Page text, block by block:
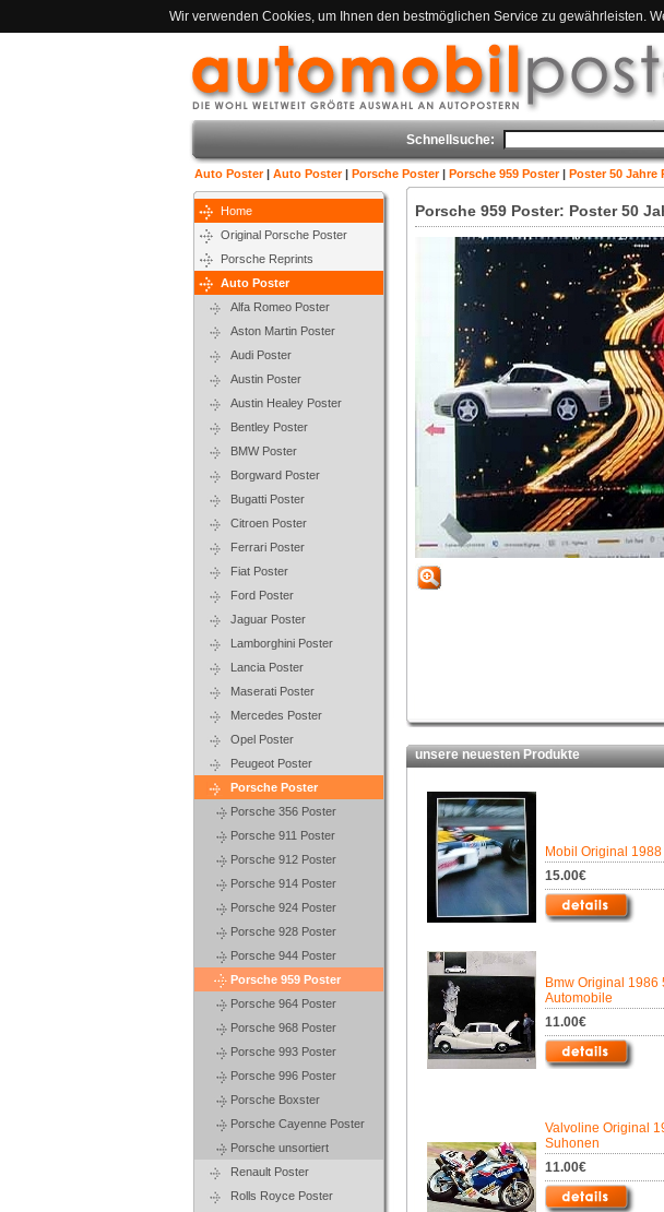
Wir verwenden Cookies, um Ihnen den bestmöglichen Service zu gewährleisten.
Schnellsuche:
Auto Poster| Auto Poster| Porsche Poster| Porsche 959 Poster| Poster 50 Jahre
Home
Original Porsche Poster
Porsche Reprints
Auto Poster
Alfa Romeo Poster
Aston Martin Poster
Audi Poster
Austin Poster
Austin Healey Poster
Bentley Poster
BMW Poster
Borgward Poster
Bugatti Poster
Citroen Poster
Ferrari Poster
Fiat Poster
Ford Poster
Jaguar Poster
Lamborghini Poster
Lancia Poster
Maserati Poster
Mercedes Poster
Opel Poster
Peugeot Poster
Porsche Poster
Porsche 356 Poster
Porsche 911 Poster
Porsche 912 Poster
Porsche 914 Poster
Porsche 924 Poster
Porsche 928 Poster
Porsche 944 Poster
Porsche 959 Poster
Porsche 964 Poster
Porsche 968 Poster
Porsche 993 Poster
Porsche 996 Poster
Porsche Boxster
Porsche Cayenne Poster
Porsche unsortiert
Renault Poster
Rolls Royce Poster
Porsche 959 Poster: Poster 50
unsere neuesten Produkte
Mobil Original
15.00€
Bmw Original 1986
Automobile
11.00€
Valvoline Original
Suhonen
11.00€